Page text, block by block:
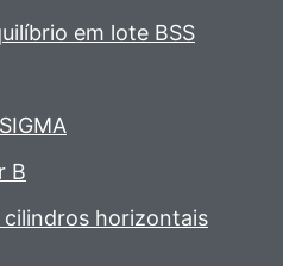
em lote BSS
B
horizontais